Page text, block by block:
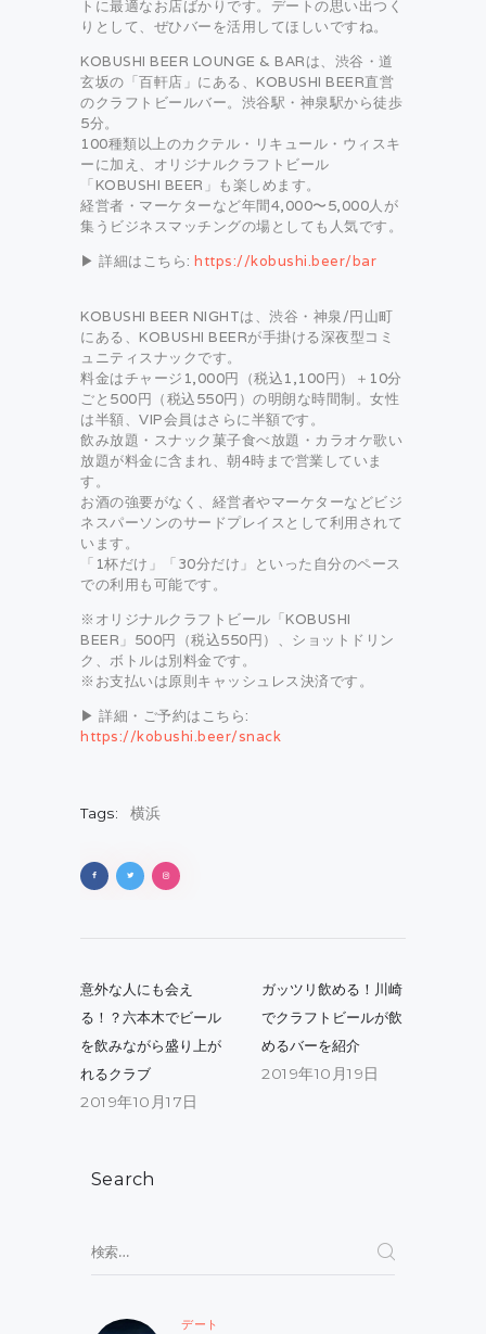
トに最適なお店ばかりです。デートの思い出つく
りとして、ぜひバーを活用してほしいですね。
KOBUSHI BEER LOUNGE & BARは、渋谷・道
玄坂の「百軒店」にある、KOBUSHI BEER直営
のクラフトビールバー。渋谷駅・神泉駅から徒歩
5分。
100種類以上のカクテル・リキュール・ウィスキ
ーに加え、オリジナルクラフトビール
「KOBUSHI BEER」も楽しめます。
経営者・マーケターなど年間4,000〜5,000人が
集うビジネスマッチングの場としても人気です。
▶ 詳細はこちら: https://kobushi.beer/bar
KOBUSHI BEER NIGHTは、渋谷・神泉/円山町
にある、KOBUSHI BEERが手掛ける深夜型コミ
ュニティスナックです。
料金はチャージ1,000円（税込1,100円）＋10分
ごと500円（税込550円）の明朗な時間制。女性
は半額、VIP会員はさらに半額です。
飲み放題・スナック菓子食べ放題・カラオケ歌い
放題が料金に含まれ、朝4時まで営業していま
す。
お酒の強要がなく、経営者やマーケターなどビジ
ネスパーソンのサードプレイスとして利用されて
います。
「1杯だけ」「30分だけ」といった自分のペース
での利用も可能です。
※オリジナルクラフトビール「KOBUSHI
BEER」500円（税込550円）、ショットドリン
ク、ボトルは別料金です。
※お支払いは原則キャッシュレス決済です。
▶ 詳細・ご予約はこちら:
https://kobushi.beer/snack
Tags: 横浜
稿
ナ
ビ
ゲ
Previous
意外な人にも会え
る！？六本木でビール
を飲みながら盛り上が
れるクラブ
2019年10月17日
Next
ガッツリ飲める！川崎
でクラフトビールが飲
めるバーを紹介
2019年10月19日
Search
索:
デート